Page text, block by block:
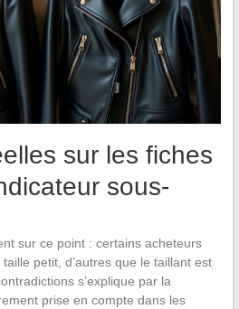
sur les fiches
sous-
sur ce point : certains acheteurs
petit, d’autres que le taillant est
s’explique par la
prise en compte dans les